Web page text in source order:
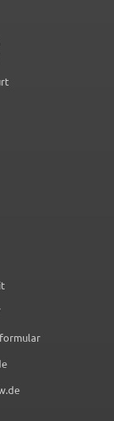
7 2 1 5 5 0
0 9 7 2 1 5 5 3 3 7
(öffnet in neuem
hin, dass die
dieser
und hierfür